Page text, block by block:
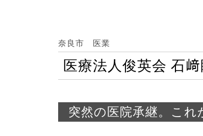
奈良市 医業
医療法人俊英会 石
突然の医院承継。 これ